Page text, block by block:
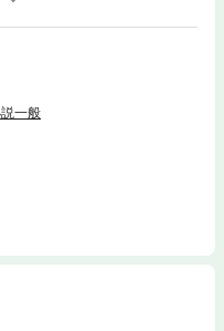
由美に接近した。同じ頃、多
率いる捜査本部に東海と事件の
土線を走る、新幹線そっくり
一般